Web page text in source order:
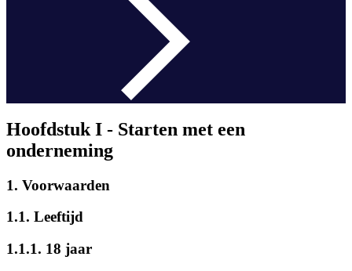
Hoofdstuk I - Starten met een
onderneming
1. Voorwaarden
1.1. Leeftijd
1.1.1. 18 jaar